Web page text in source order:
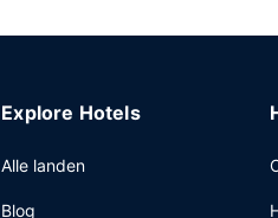
Explore Hotels
Alle landen
Blog